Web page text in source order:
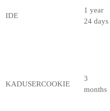
IDE
1 year
24 days
KADUSERCOOKIE
3
months